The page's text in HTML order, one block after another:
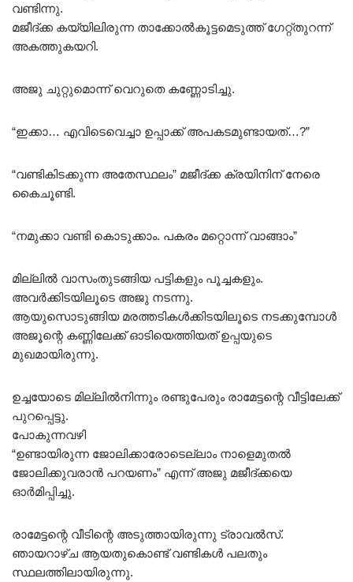
വണ്ടിന്നു.
മജീദ്ക്ക കയ്യിലിരുന്ന താക്കോൽകൂട്ടമെടുത്ത് ഗേറ്റ്തുറന്ന്
അകത്തുകയറി.
അജു ചുറ്റുമൊന്ന് വെറുതെ കണ്ണോടിച്ചു.
“ഇക്കാ… എവിടെവെച്ചാ ഉപ്പാക്ക് അപകടമുണ്ടായത്…?”
“വണ്ടികിടക്കുന്ന അതേസ്ഥലം” മജീദ്ക്ക ക്രയിനിന് നേരെ
കൈചൂണ്ടി.
“നമുക്കാ വണ്ടി കൊടുക്കാം. പകരം മറ്റൊന്ന് വാങ്ങാം”
മില്ലിൽ വാസംതുടങ്ങിയ പട്ടികളും പൂച്ചകളും.
അവർക്കിടയിലൂടെ അജു നടന്നു.
ആയുസൊടുങ്ങിയ മരത്തടികൾക്കിടയിലൂടെ നടക്കുമ്പോൾ
അജൂന്റെ കണ്ണിലേക്ക് ഓടിയെത്തിയത് ഉപ്പയുടെ
മുഖമായിരുന്നു.
ഉച്ചയോടെ മില്ലിൽനിന്നും രണ്ടുപേരും രാമേട്ടന്റെ വീട്ടിലേക്ക്
പുറപ്പെട്ടു.
പോകുന്നവഴി
“ഉണ്ടായിരുന്ന ജോലിക്കാരോടെല്ലാം നാളെമുതൽ
ജോലിക്കുവരാൻ പറയണം” എന്ന് അജു മജീദ്ക്കയെ
ഓർമിപ്പിച്ചു.
രാമേട്ടന്റെ വീടിന്റെ അടുത്തായിരുന്നു ട്രാവൽസ്.
ഞായറാഴ്ച ആയതുകൊണ്ട് വണ്ടികൾ പലതും
സ്ഥലത്തിലായിരുന്നു.